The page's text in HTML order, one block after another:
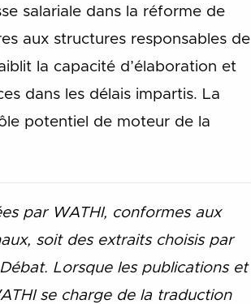
salariale dans la réforme de
aux structures responsables de
la capacité d’élaboration et
dans les délais impartis. La
potentiel de moteur de la
par WATHI, conformes aux
soit des extraits choisis par
Lorsque les publications et
se charge de la traduction